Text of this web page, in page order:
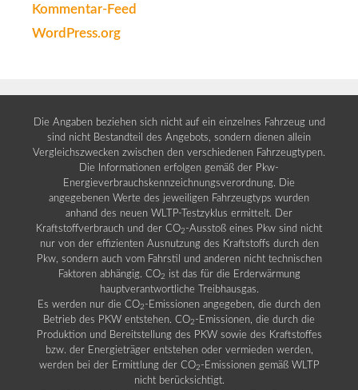
Kommentar-Feed
WordPress.org
Die Angaben beziehen sich nicht auf ein einzelnes Fahrzeug und
sind nicht Bestandteil des Angebots, sondern dienen allein
Vergleichszwecken zwischen den verschiedenen Fahrzeugtypen.
Die Informationen erfolgen gemäß der Pkw-
Energieverbrauchskennzeichnungsverordnung. Die
angegebenen Werte des jeweiligen Fahrzeugtyps wurden
anhand des neuen WLTP-Testzyklus ermittelt. Der
Kraftstoffverbrauch und der CO2 -Ausstoß eines Pkw sind nicht
nur von der effizienten Ausnutzung des Kraftstoffs durch den
Pkw, sondern auch vom Fahrstil und anderen nicht technischen
Faktoren abhängig. CO2 ist das für die Erderwärmung
hauptverantwortliche Treibhausgas.
Es werden nur die CO2 -Emissionen angegeben, die durch den
Betrieb des PKW entstehen. CO2 -Emissionen, die durch die
Produktion und Bereitstellung des PKW sowie des Kraftstoffes
bzw. der Energieträger entstehen oder vermieden werden,
werden bei der Ermittlung der CO2 -Emissionen gemäß WLTP
nicht berücksichtigt.